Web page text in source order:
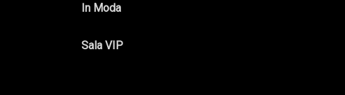
In Moda
Sala VIP